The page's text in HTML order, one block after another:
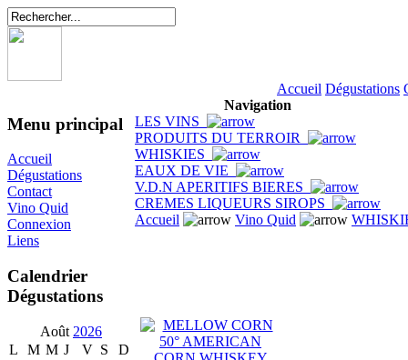
Accueil Dégustations
Menu principal
Accueil
Dégustations
Contact
Vino Quid
Connexion
Liens
Calendrier
Dégustations
Août 2026
L
M M J V S
D
Navigation
LES VINS
PRODUITS DU TERROIR
WHISKIES
EAUX DE VIE
V.D.N APERITIFS BIERES
CREMES LIQUEURS SIROPS
Accueil
Vino Quid